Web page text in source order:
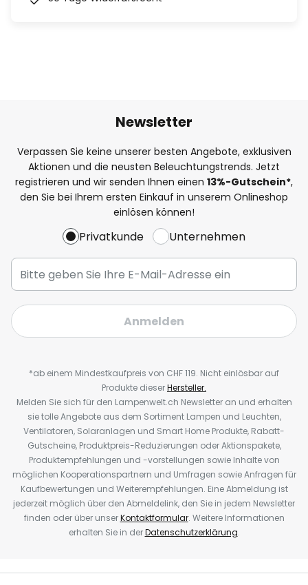
Newsletter
Verpassen Sie keine unserer besten Angebote, exklusiven
Aktionen und die neusten Beleuchtungstrends. Jetzt
registrieren und wir senden Ihnen einen 13%-Gutschein*,
den Sie bei Ihrem ersten Einkauf in unserem Onlineshop
einlösen können!
Privatkunde Unternehmen
Anmelden
*ab einem Mindestkaufpreis von CHF 119. Nicht einlösbar auf
Produkte dieserHersteller.
Melden Sie sich für den Lampenwelt.ch Newsletter an und erhalten
sie tolle Angebote aus dem Sortiment Lampen und Leuchten,
Ventilatoren, Solaranlagen und Smart Home Produkte, Rabatt-
Gutscheine, Produktpreis-Reduzierungen oder Aktionspakete,
Produktempfehlungen und -vorstellungen sowie Inhalte von
möglichen Kooperationspartnern und Umfragen sowie Anfragen für
Kaufbewertungen und Weiterempfehlungen. Eine Abmeldung ist
jederzeit möglich über den Abmeldelink, den Sie in jedem Newsletter
finden oder über unserKontaktformular. Weitere Informationen
erhalten Sie in derDatenschutzerklärung.